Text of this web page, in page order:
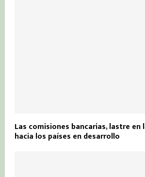
Las comisiones bancarias, lastre en
hacia los países en desarrollo